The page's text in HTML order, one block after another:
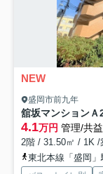
NEW
盛岡市前九年
舘坂マンションＡ
4.1万円 管理/共
2階 / 31.50㎡ / 1K /
東北本線「盛岡